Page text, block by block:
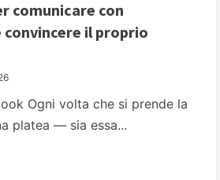
comunicare con
il proprio
Ogni volta che si prende la
platea — sia essa...